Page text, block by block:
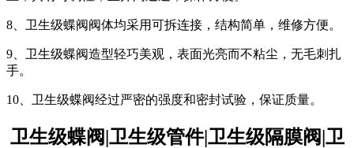
8、卫生级蝶阀阀体均采用可拆连接，结构简单，维修方便。
9、卫生级蝶阀造型轻巧美观，表面光亮而不粘尘，无毛刺扎
手。
10、卫生级蝶阀经过严密的强度和密封试验，保证质量。
卫生级蝶阀|卫生级管件|卫生级隔膜阀|卫